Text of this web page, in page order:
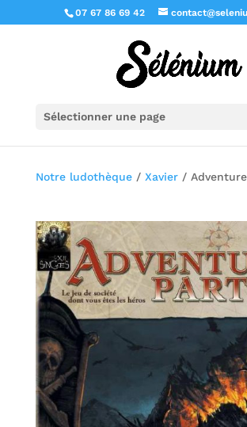
07 67 86 69 42
Sélectionner une page
Notre ludothèque/ Xavier/